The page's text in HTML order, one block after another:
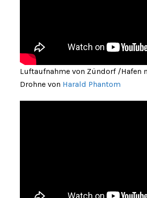
Luftaufnahme von Zündorf /Hafen
Drohne von Harald Phantom